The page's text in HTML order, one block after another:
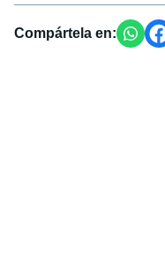
Compártela en: